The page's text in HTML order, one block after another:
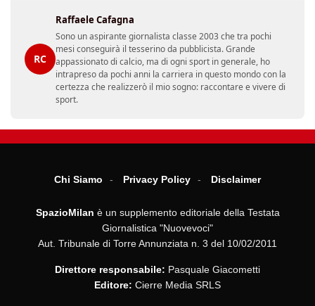
RC
Raffaele Cafagna
Sono un aspirante giornalista classe 2003 che tra pochi
mesi conseguirà il tesserino da pubblicista. Grande
appassionato di calcio, ma di ogni sport in generale, ho
intrapreso da pochi anni la carriera in questo mondo con la
certezza che realizzerò il mio sogno: raccontare e vivere di
sport.
Chi Siamo Privacy Policy Disclaimer
SpazioMilan è un supplemento editoriale della Testata
Giornalistica "Nuovevoci"
Aut. Tribunale di Torre Annunziata n. 3 del 10/02/2011
Direttore responsabile: Pasquale Giacometti
Editore: Cierre Media SRLS